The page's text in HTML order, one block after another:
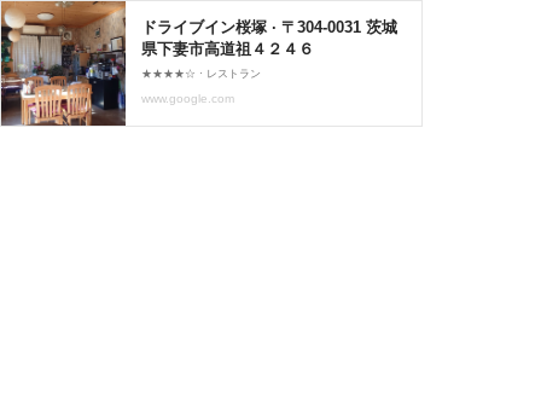
ドライブイン桜塚 · 〒304-0031 茨城
県下妻市高道祖４２４６
★★★★☆ · レストラン
www.google.com